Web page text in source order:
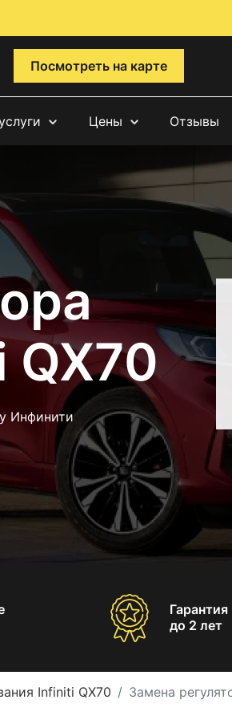
Посмотреть на карте
Цены Отзывы
Инфинити
Гарантия
до 2 лет
Infiniti QX70 Замена